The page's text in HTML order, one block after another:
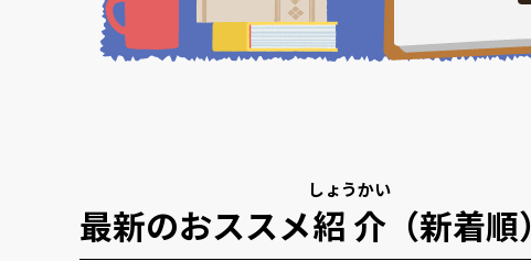
最新のおススメ紹介
しょうかい
（新着順）